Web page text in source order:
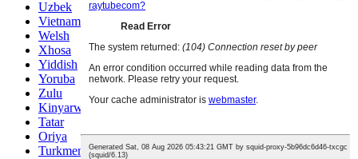
Uzbek
Vietnamese
Welsh
Xhosa
Yiddish
Yoruba
Zulu
Kinyarwanda
Tatar
Oriya
Turkmen